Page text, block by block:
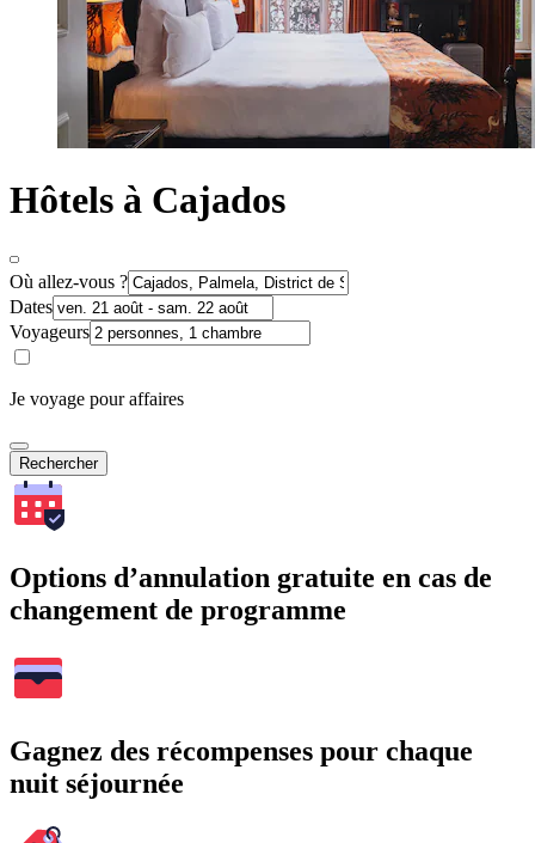
Hôtels à Cajados
Où allez-vous ?
Dates
Voyageurs
Je voyage pour affaires
Rechercher
Options d’annulation gratuite en cas de
changement de programme
Gagnez des récompenses pour chaque
nuit séjournée